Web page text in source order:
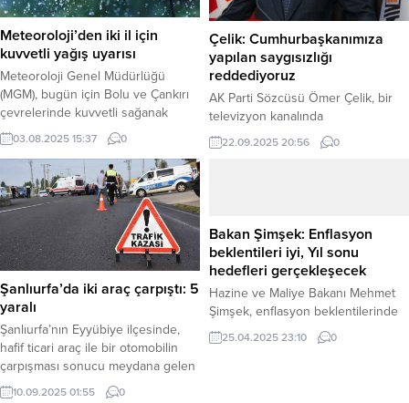
parti ve 27 bağımsız aday olmak
üzere toplam...
Meteoroloji’den iki il için
kuvvetli yağış uyarısı
Meteoroloji Genel Müdürlüğü
(MGM), bugün için Bolu ve Çankırı
çevrelerinde kuvvetli sağanak
yağış beklendiğini duyurarak
vatandaşları uyardı. Yaşanabilecek
sel ve su baskını gibi
olumsuzluklara karşı tedbirli
olunması istendi. Haber Merkezi –
Meteoroloji Genel Müdürlüğü
tarafından 3 Ağustos 2025 Pazar
günü için yapılan son
bölgeleri için kritik bir...
03.08.2025 15:37 0
Çelik: Cumhurbaşkanımıza
yapılan saygısızlığı
reddediyoruz
AK Parti Sözcüsü Ömer Çelik, bir
televizyon kanalında
Cumhurbaşkanı Recep Tayyip
Erdoğan ile İsrail Başbakanı
üzerinden yaptığı açıklamada Çelik,
söz konusu ifadeyi “millete
hakaret” olarak nitelendirdi ve
“Sayın Cumhurbaşkanımız ile katil
Netanyahu’yu yan yana anan her
cümle sefildir”...
22.09.2025 20:56 0
Şanlıurfa’da iki araç çarpıştı: 5
yaralı
Şanlıurfa’nın Eyyübiye ilçesinde,
hafif ticari araç ile bir otomobilin
çarpışması sonucu meydana gelen
trafik kazasında 5 kişi yaralandı.
10.09.2025 01:55 0
Bakan Şimşek: Enflasyon
beklentileri iyi, Yıl sonu
hedefleri gerçekleşecek
Hazine ve Maliye Bakanı Mehmet
Şimşek, enflasyon beklentilerinde
yıllık bazda iyileşme yaşandığını
belirterek, yıl sonunda enflasyonun
25.04.2025 23:10 0